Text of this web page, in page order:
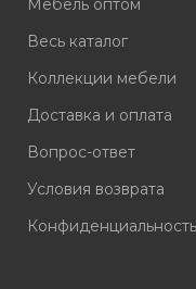
Весь каталог
Коллекции мебели
Доставка и оплата
Вопрос-ответ
Условия возврата
Конфиденциальность